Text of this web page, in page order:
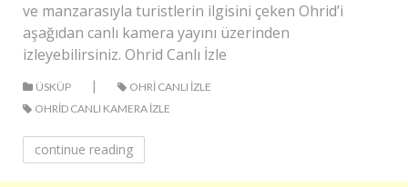
ve manzarasıyla turistlerin ilgisini çeken Ohrid’i
aşağıdan canlı kamera yayını üzerinden
izleyebilirsiniz. Ohrid Canlı İzle
ÜSKÜP |
OHRI CANLI IZLE
OHRID CANLI KAMERA IZLE
continue reading